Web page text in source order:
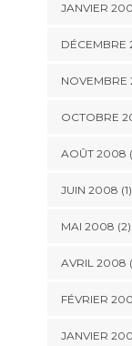
JANVIER
DÉCEMBRE
NOVEMBRE
OCTOBRE
AOÛT 2008
JUIN 2008 (1)
MAI 2008 (2)
AVRIL 2008
FÉVRIER
JANVIER